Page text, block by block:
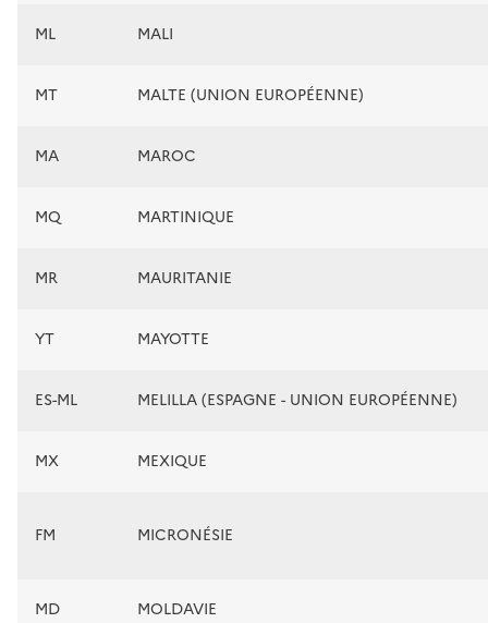
ML MALI
MT MALTE (UNION EUROPÉENNE)
MA MAROC
MQ MARTINIQUE
MR MAURITANIE
YT MAYOTTE
ES-ML MELILLA (ESPAGNE - UNION EUROPÉENNE)
MX MEXIQUE
FM MICRONÉSIE
MD MOLDAVIE